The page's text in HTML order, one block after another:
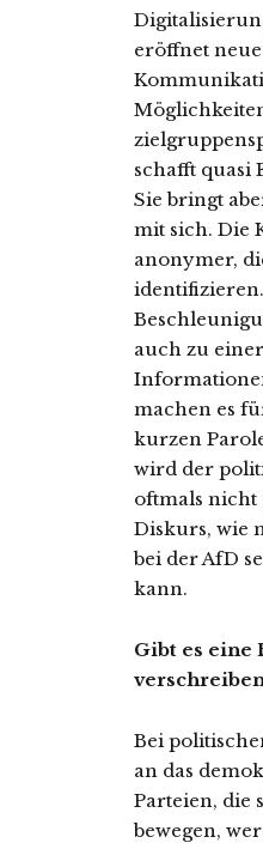
eröffnet
schafft quasi
Sie bringt
mit sich. Die
anonymer,
auch zu
machen es
kurzen
wird der
oftmals nicht
Diskurs, wie
bei der AfD
kann.
Gibt es eine
Bei
an das
Parteien, die
bewegen,